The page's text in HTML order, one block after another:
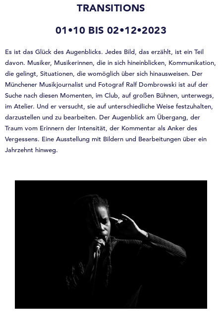
TRANSITIONS
01•10 BIS 02•12•2023
Es ist das Glück des Augenblicks. Jedes Bild, das erzählt, ist ein Teil
davon. Musiker, Musikerinnen, die in sich hineinblicken, Kommunikation,
die gelingt, Situationen, die womöglich über sich hinausweisen. Der
Münchener Musikjournalist und Fotograf Ralf Dombrowski ist auf der
Suche nach diesen Momenten, im Club, auf großen Bühnen, unterwegs,
im Atelier. Und er versucht, sie auf unterschiedliche Weise festzuhalten,
darzustellen und zu bearbeiten. Der Augenblick am Übergang, der
Traum vom Erinnern der Intensität, der Kommentar als Anker des
Vergessens. Eine Ausstellung mit Bildern und Bearbeitungen über ein
Jahrzehnt hinweg.